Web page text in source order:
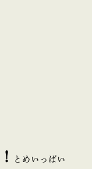
とめいっぱい